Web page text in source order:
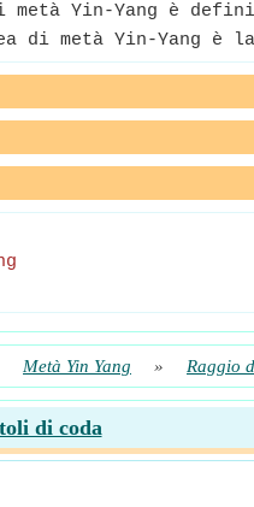
Yin-Yang è
di metà Yin-Yang è
Metà Yin Yang » Raggio
di coda